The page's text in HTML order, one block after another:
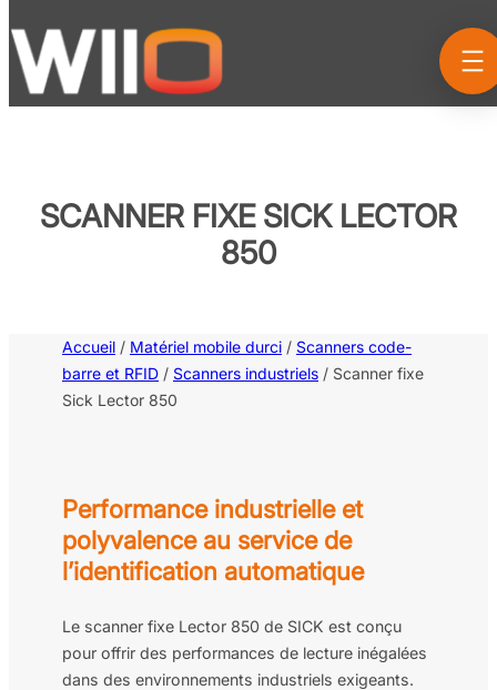
au
contenu
SCANNER FIXE SICK LECTOR
850
Accueil / Matériel mobile durci / Scanners code-
barre et RFID / Scanners industriels / Scanner fixe
Sick Lector 850
Performance industrielle et
polyvalence au service de
l’identification automatique
Le scanner fixe Lector 850 de SICK est conçu
pour offrir des performances de lecture inégalées
dans des environnements industriels exigeants.